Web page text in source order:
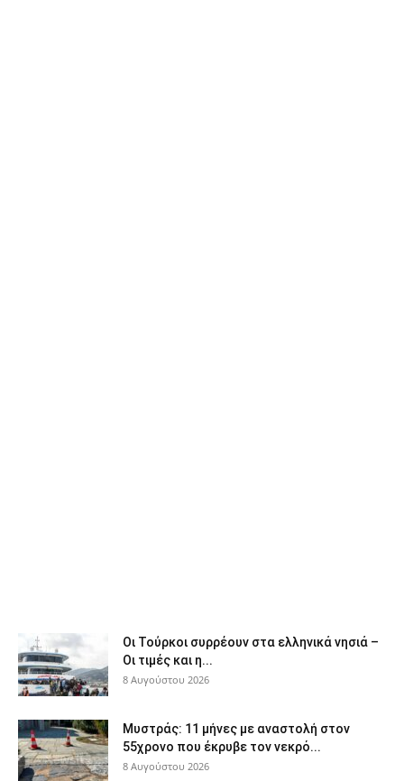
Οι Τούρκοι συρρέουν στα ελληνικά νησιά –
Οι τιμές και η...
8 Αυγούστου 2026
Μυστράς: 11 μήνες με αναστολή στον
55χρονο που έκρυβε τον νεκρό...
8 Αυγούστου 2026